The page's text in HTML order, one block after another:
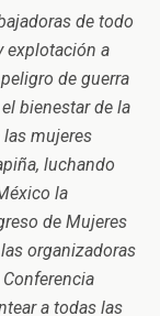
de todo
explotación a
de guerra
bienestar de la
las mujeres
luchando
la
de Mujeres
organizadoras
a todas las